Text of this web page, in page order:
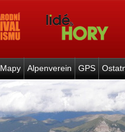
Mapy Alpenverein GPS